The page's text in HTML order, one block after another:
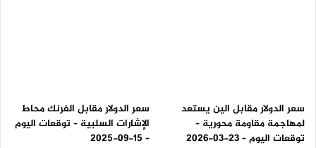
سعر الدولار مقابل الين يستعد
لمهاجمة مقاومة محورية –
توقعات اليوم – 23-03-2026
سعر الدولار مقابل الفرنك محاط
الإشارات السلبية – توقعات اليوم
– 15-09-2025